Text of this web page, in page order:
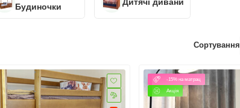
Будиночки
Сортування
-15% на матрац
Акція